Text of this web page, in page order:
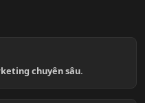
chuyên sâu.